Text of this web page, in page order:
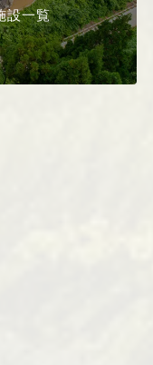
設一覧